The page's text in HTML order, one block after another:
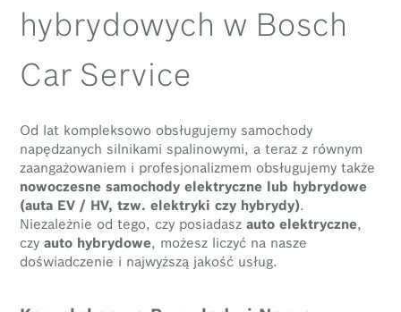
hybrydowych w Bosch
Car Service
Od lat kompleksowo obsługujemy samochody
napędzanych silnikami spalinowymi, a teraz z równym
zaangażowaniem i profesjonalizmem obsługujemy także
nowoczesne samochody elektryczne lub hybrydowe
(auta EV / HV, tzw. elektryki czy hybrydy).
Niezależnie od tego, czy posiadasz auto elektryczne,
czy auto hybrydowe, możesz liczyć na nasze
doświadczenie i najwyższą jakość usług.